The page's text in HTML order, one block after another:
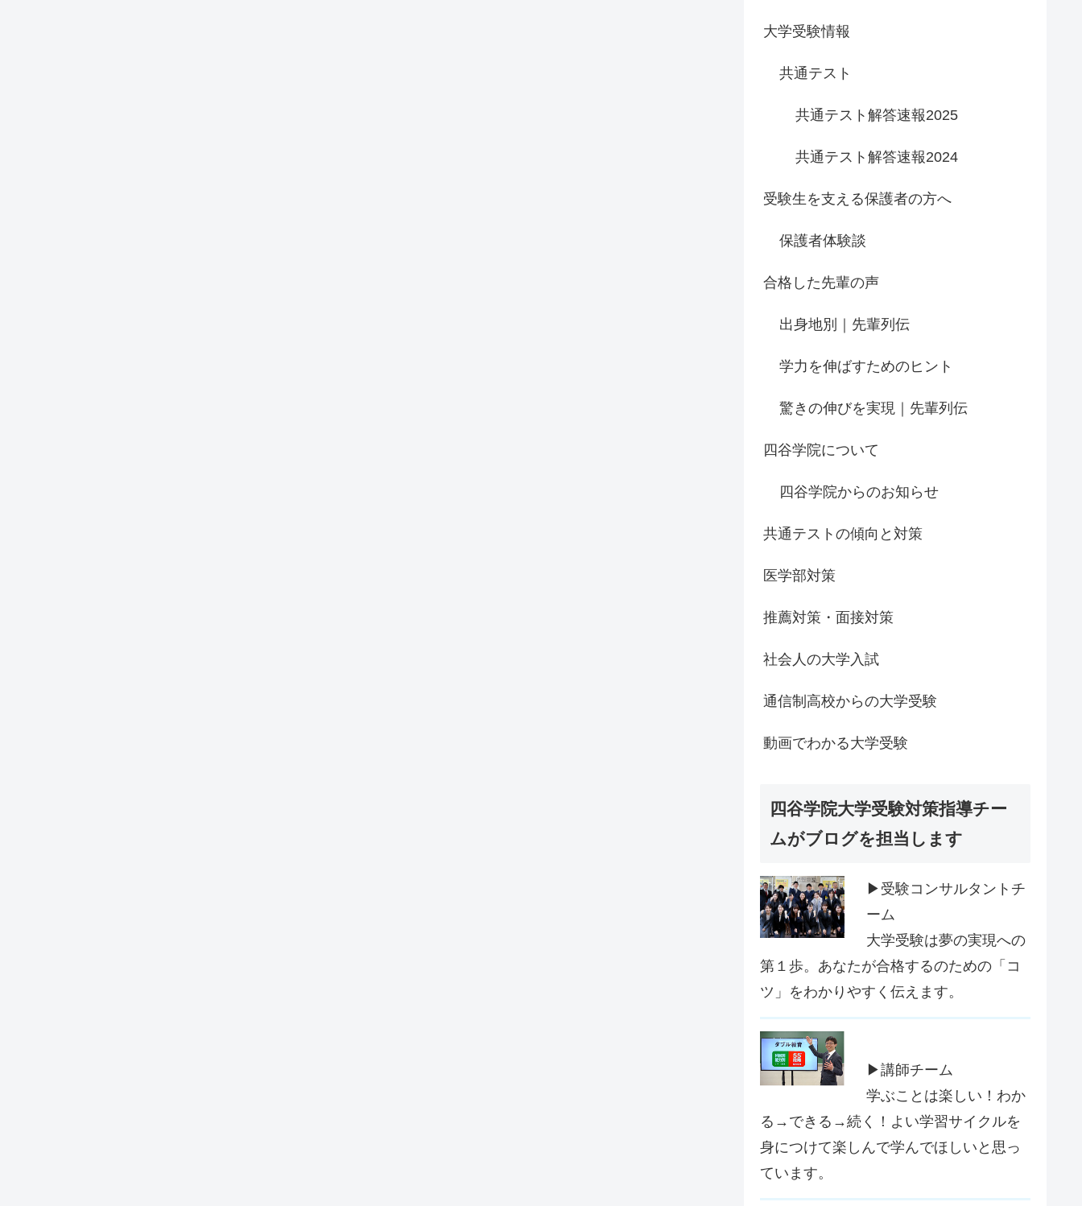
大学受験情報
共通テスト
共通テスト解答速報2025
共通テスト解答速報2024
受験生を支える保護者の方へ
保護者体験談
合格した先輩の声
出身地別｜先輩列伝
学力を伸ばすためのヒント
驚きの伸びを実現｜先輩列伝
四谷学院について
四谷学院からのお知らせ
共通テストの傾向と対策
医学部対策
推薦対策・面接対策
社会人の大学入試
通信制高校からの大学受験
動画でわかる大学受験
四谷学院大学受験対策指導チー
ムがブログを担当します
▶受験コンサルタントチ
ーム
大学受験は夢の実現への
第１歩。あなたが合格するのための「コ
ツ」をわかりやすく伝えます。
▶講師チーム
学ぶことは楽しい！わか
る→できる→続く！よい学習サイクルを
身につけて楽しんで学んでほしいと思っ
ています。